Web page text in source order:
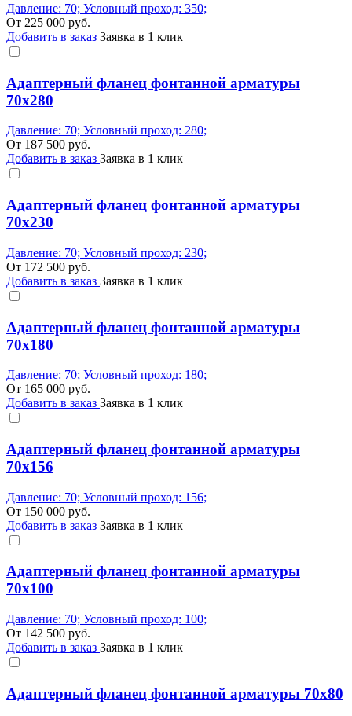
Давление: 70; Условный проход: 350;
От 225 000 руб.
Добавить в заказ Заявка в 1 клик
Адаптерный фланец фонтанной арматуры
70x280
Давление: 70; Условный проход: 280;
От 187 500 руб.
Добавить в заказ Заявка в 1 клик
Адаптерный фланец фонтанной арматуры
70x230
Давление: 70; Условный проход: 230;
От 172 500 руб.
Добавить в заказ Заявка в 1 клик
Адаптерный фланец фонтанной арматуры
70x180
Давление: 70; Условный проход: 180;
От 165 000 руб.
Добавить в заказ Заявка в 1 клик
Адаптерный фланец фонтанной арматуры
70x156
Давление: 70; Условный проход: 156;
От 150 000 руб.
Добавить в заказ Заявка в 1 клик
Адаптерный фланец фонтанной арматуры
70x100
Давление: 70; Условный проход: 100;
От 142 500 руб.
Добавить в заказ Заявка в 1 клик
Адаптерный фланец фонтанной арматуры 70x80